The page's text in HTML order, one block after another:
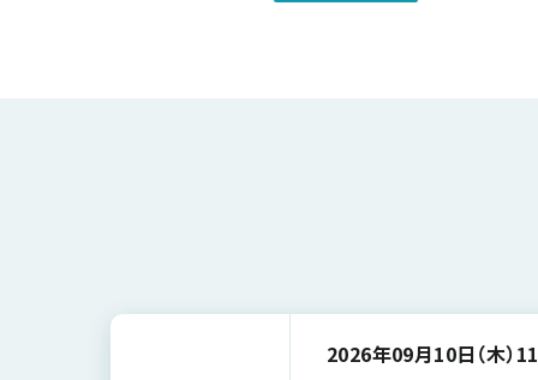
2026年09月10日（木）